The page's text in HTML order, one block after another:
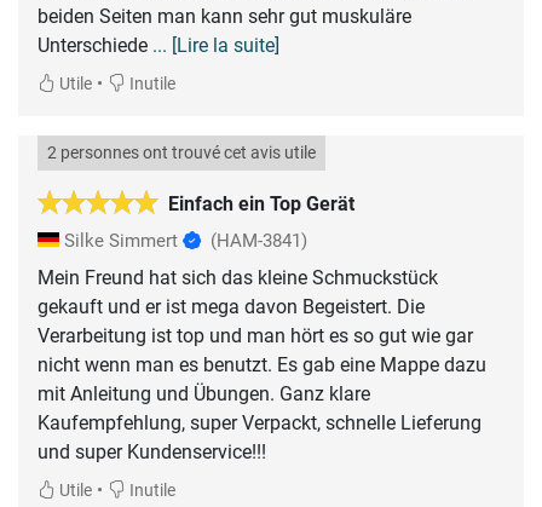
beiden Seiten man kann sehr gut muskuläre
Unterschiede ... [Lire la suite]
Utile • Inutile
Einfach ein Top Gerät
2 personnes ont trouvé cet avis utile
Silke Simmert (HAM-3841)
Mein Freund hat sich das kleine Schmuckstück
gekauft und er ist mega davon Begeistert. Die
Verarbeitung ist top und man hört es so gut wie gar
nicht wenn man es benutzt. Es gab eine Mappe dazu
mit Anleitung und Übungen. Ganz klare
Kaufempfehlung, super Verpackt, schnelle Lieferung
und super Kundenservice!!!
Utile • Inutile